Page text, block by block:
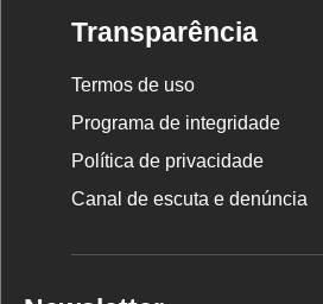
Transparência
Termos de uso
Programa de integridade
Política de privacidade
Canal de escuta e denúncia